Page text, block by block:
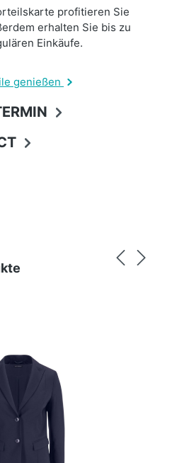
profitieren Sie
erhalten Sie bis zu
Einkäufe.
genießen